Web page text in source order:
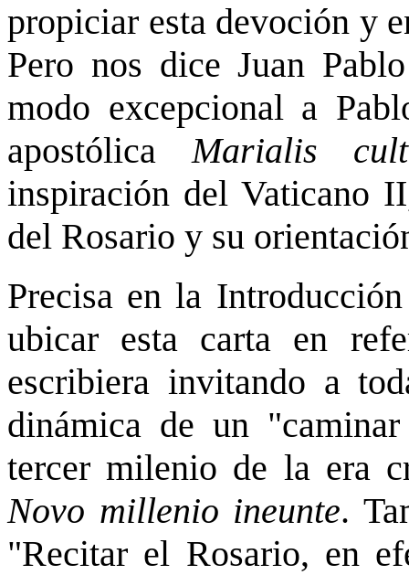
propiciar esta devoción y
Pero nos dice Juan
modo excepcional a
apostólicaMarialis
inspiración del Vaticano
del Rosario y su
Precisa en la
ubicar esta carta en
escribiera invitando a
dinámica de un
tercer milenio de la era
Novo millenio ineunte.
"Recitar el Rosario, en